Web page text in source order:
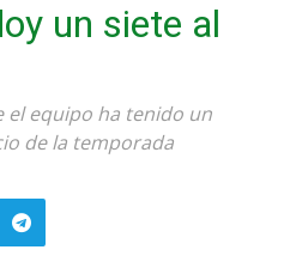
un siete al
el equipo ha tenido un
de la temporada